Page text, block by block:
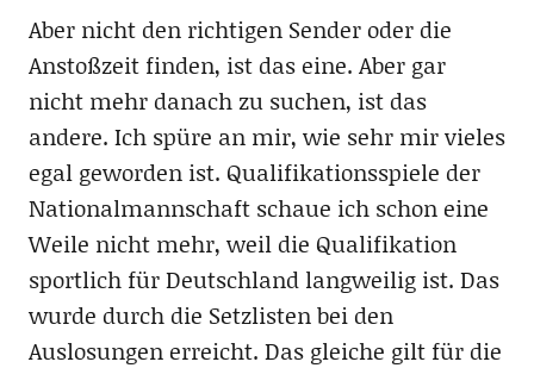
Aber nicht den richtigen Sender oder die
Anstoßzeit finden, ist das eine. Aber gar
nicht mehr danach zu suchen, ist das
andere. Ich spüre an mir, wie sehr mir vieles
egal geworden ist. Qualifikationsspiele der
Nationalmannschaft schaue ich schon eine
Weile nicht mehr, weil die Qualifikation
sportlich für Deutschland langweilig ist. Das
wurde durch die Setzlisten bei den
Auslosungen erreicht. Das gleiche gilt für die